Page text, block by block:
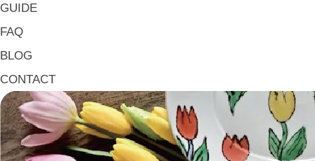
GUIDE
FAQ
BLOG
CONTACT一輪挿し・花瓶
こども用 Kids Tableware
《作家・工芸》Crafts
陶芸 Ceramics